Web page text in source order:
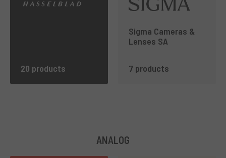
20 products
Sigma Cameras &
Lenses SA
7 products
ANALOG